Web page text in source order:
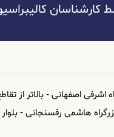
کالیبراسیون آسا:
اشرفی اصفهانی - بالاتر از
هاشمی رفسنجانی - بلوار